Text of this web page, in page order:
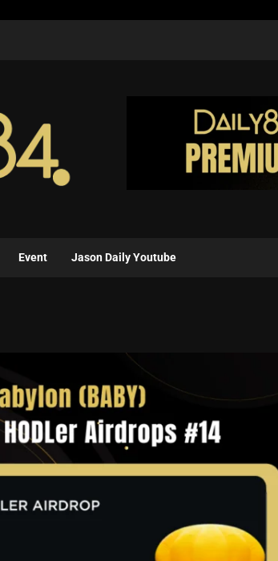
Event Jason Daily Youtube